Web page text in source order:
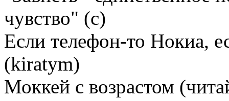
чувство" (с)
Если телефон-то Нокиа,
(kiratym)
Моккей с возрастом